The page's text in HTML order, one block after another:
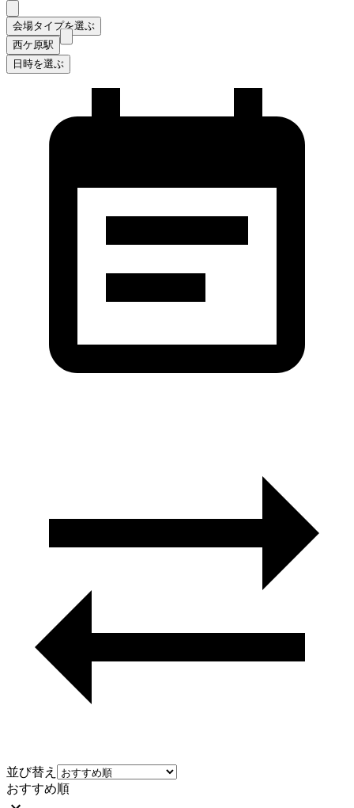
会場タイプを選ぶ
西ケ原駅
日時を選ぶ
並び替え
おすすめ順